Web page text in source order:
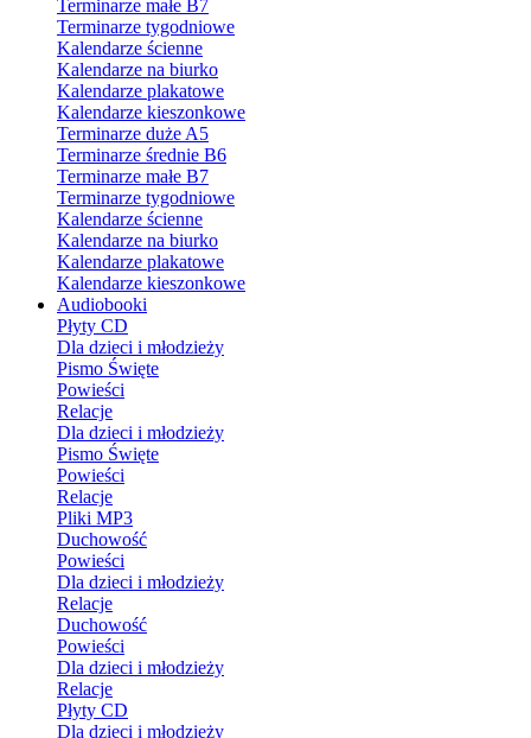
Terminarze małe B7
Terminarze tygodniowe
Kalendarze ścienne
Kalendarze na biurko
Kalendarze plakatowe
Kalendarze kieszonkowe
Terminarze duże A5
Terminarze średnie B6
Terminarze małe B7
Terminarze tygodniowe
Kalendarze ścienne
Kalendarze na biurko
Kalendarze plakatowe
Kalendarze kieszonkowe
Audiobooki
Płyty CD
Dla dzieci i młodzieży
Pismo Święte
Powieści
Relacje
Dla dzieci i młodzieży
Pismo Święte
Powieści
Relacje
Pliki MP3
Duchowość
Powieści
Dla dzieci i młodzieży
Relacje
Duchowość
Powieści
Dla dzieci i młodzieży
Relacje
Płyty CD
Dla dzieci i młodzieży